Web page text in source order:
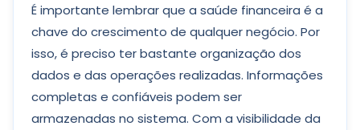
É importante lembrar que a saúde financeira é a
chave do crescimento de qualquer negócio. Por
isso, é preciso ter bastante organização dos
dados e das operações realizadas. Informações
completas e confiáveis podem ser
armazenadas no sistema. Com a visibilidade da